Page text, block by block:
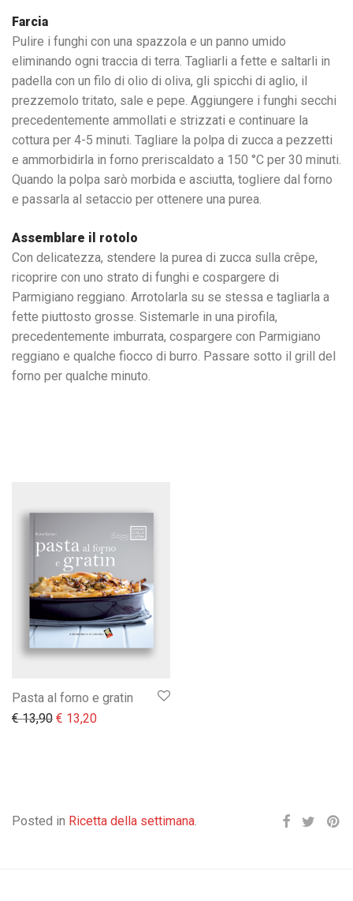
Farcia
Pulire i funghi con una spazzola e un panno umido
eliminando ogni traccia di terra. Tagliarli a fette e saltarli in
padella con un filo di olio di oliva, gli spicchi di aglio, il
prezzemolo tritato, sale e pepe. Aggiungere i funghi secchi
precedentemente ammollati e strizzati e continuare la
cottura per 4-5 minuti. Tagliare la polpa di zucca a pezzetti
e ammorbidirla in forno preriscaldato a 150 °C per 30 minuti.
Quando la polpa sarò morbida e asciutta, togliere dal forno
e passarla al setaccio per ottenere una purea.
Assemblare il rotolo
Con delicatezza, stendere la purea di zucca sulla crêpe,
ricoprire con uno strato di funghi e cospargere di
Parmigiano reggiano. Arrotolarla su se stessa e tagliarla a
fette piuttosto grosse. Sistemarle in una pirofila,
precedentemente imburrata, cospargere con Parmigiano
reggiano e qualche fiocco di burro. Passare sotto il grill del
forno per qualche minuto.
Pasta al forno e gratin
€13,90 Il prezzo originale era: € 13,90.
€ 13,20Il prezzo attuale è: € 13,20.
Posted in Ricetta della settimana.